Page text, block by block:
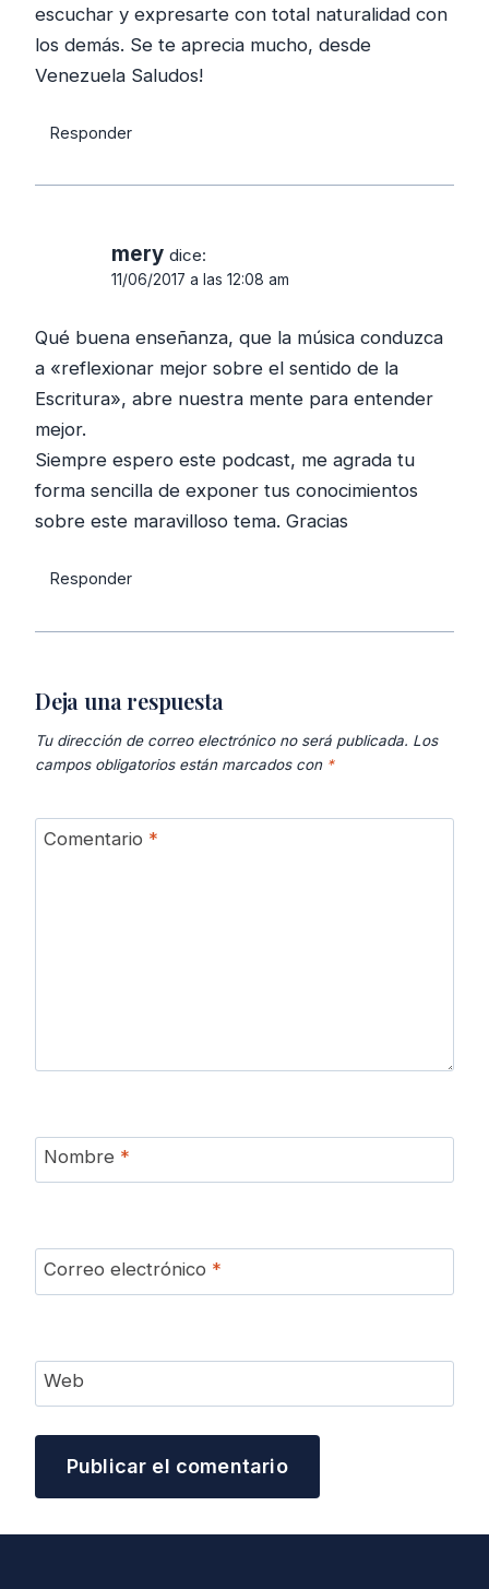
escuchar y expresarte con total naturalidad con
los demás. Se te aprecia mucho, desde
Venezuela Saludos!
Responder
mery dice:
11/06/2017 a las 12:08 am
Qué buena enseñanza, que la música conduzca
a «reflexionar mejor sobre el sentido de la
Escritura», abre nuestra mente para entender
mejor.
Siempre espero este podcast, me agrada tu
forma sencilla de exponer tus conocimientos
sobre este maravilloso tema. Gracias
Responder
Deja una respuesta
Tu dirección de correo electrónico no será publicada. Los
campos obligatorios están marcados con *
Comentario *
Nombre *
Correo electrónico *
Web